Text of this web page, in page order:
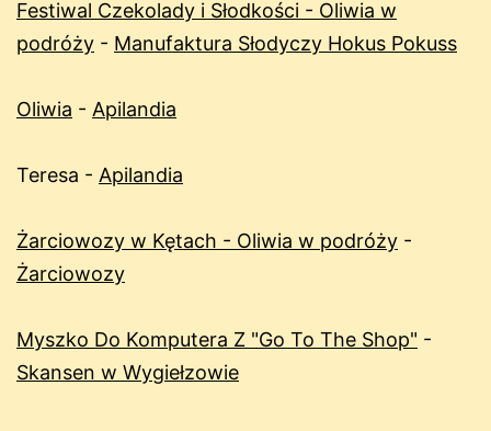
Festiwal Czekolady i Słodkości - Oliwia w
podróży - Manufaktura Słodyczy Hokus Pokuss
Oliwia - Apilandia
Teresa - Apilandia
Żarciowozy w Kętach - Oliwia w podróży -
Żarciowozy
Myszko Do Komputera Z "Go To The Shop" -
Skansen w Wygiełzowie